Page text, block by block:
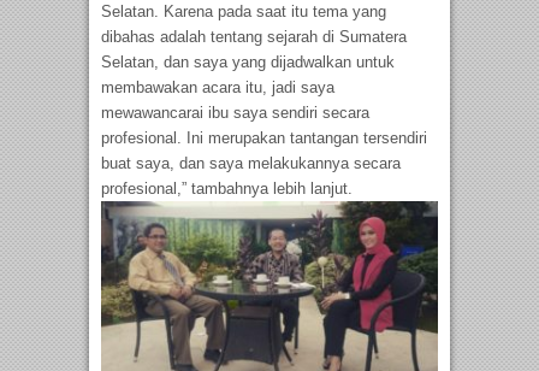
Selatan. Karena pada saat itu tema yang
dibahas adalah tentang sejarah di Sumatera
Selatan, dan saya yang dijadwalkan untuk
membawakan acara itu, jadi saya
mewawancarai ibu saya sendiri secara
profesional. Ini merupakan tantangan tersendiri
buat saya, dan saya melakukannya secara
profesional,” tambahnya lebih lanjut.